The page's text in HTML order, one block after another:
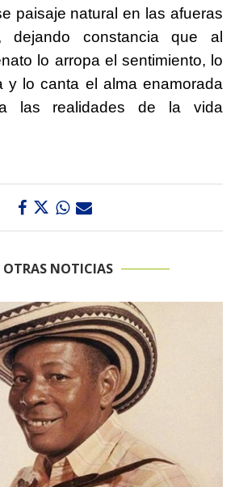
paisaje natural en las afueras
dejando constancia que al
lo arropa el sentimiento, lo
y lo canta el alma enamorada
las realidades de la vida
OTRAS NOTICIAS